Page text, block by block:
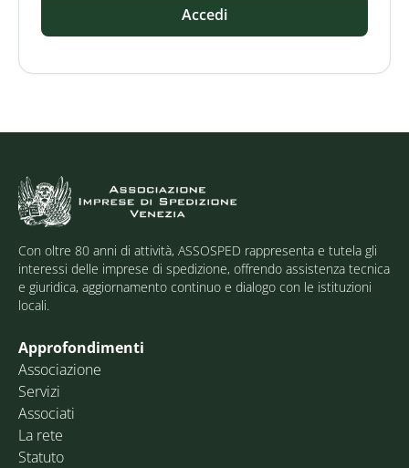
Accedi
Con oltre 80 anni di attività, ASSOSPED rappresenta e tutela gli
interessi delle imprese di spedizione, offrendo assistenza tecnica
e giuridica, aggiornamento continuo e dialogo con le istituzioni
locali.
Approfondimenti
Associazione
Servizi
Associati
La rete
Statuto